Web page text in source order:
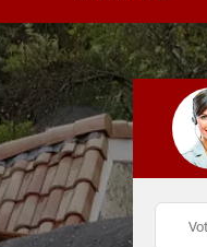
Nettoyage et
démoussage de
toiture 62